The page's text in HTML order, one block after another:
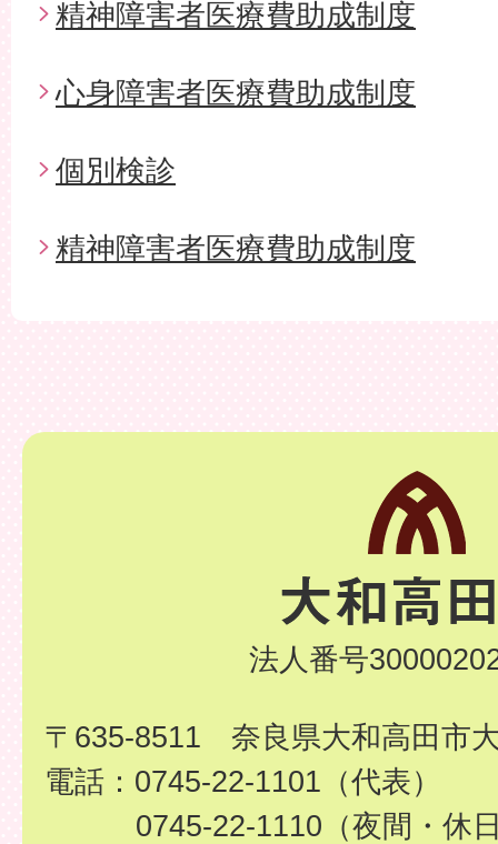
精神障害者医療費助成制度
心身障害者医療費助成制度
個別検診
精神障害者医療費助成制度
法人番号
〒635-8511 奈良県大和高田市
電話：0745-22-1101（代表）
0745-22-1110（夜間・休